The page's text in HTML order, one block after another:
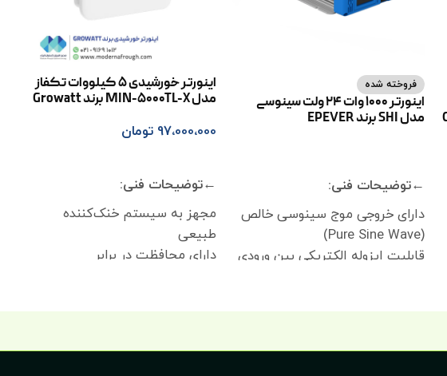
فروخته شده
اینورتر 1000 وات 24 ولت سینوسی
مدل SHI برند EPEVER
←توضیحات فنی:
دارای خروجی موج سینوسی خالص
(Pure Sine Wave)
قابلیت ایزوله الکتریکی بین ورودی
اینورتر خورشیدی 5 کیلووات تکفاز
مدل MIN-5000TL-X برند Growatt
97،000،000 تومان
←توضیحات فنی:
مجهز به سیستم خنک‌کننده
طبیعی
دارای محافظت در برابر
II